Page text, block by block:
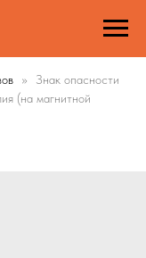
Знак опасности
(на магнитной